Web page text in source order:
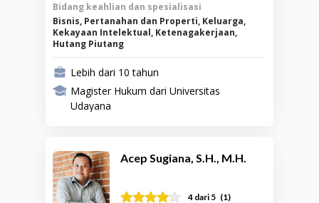
Bidang keahlian dan spesialisasi
Bisnis, Pertanahan dan Properti, Keluarga,
Kekayaan Intelektual, Ketenagakerjaan,
Hutang Piutang
Lebih dari 10 tahun
Magister Hukum dari Universitas
Udayana
Acep Sugiana, S.H., M.H.
4 dari 5 (1)